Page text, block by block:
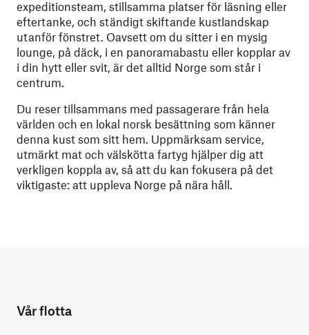
expeditionsteam, stillsamma platser för läsning eller
eftertanke, och ständigt skiftande kustlandskap
utanför fönstret. Oavsett om du sitter i en mysig
lounge, på däck, i en panoramabastu eller kopplar av
i din hytt eller svit, är det alltid Norge som står i
centrum.
Du reser tillsammans med passagerare från hela
världen och en lokal norsk besättning som känner
denna kust som sitt hem. Uppmärksam service,
utmärkt mat och välskötta fartyg hjälper dig att
verkligen koppla av, så att du kan fokusera på det
viktigaste: att uppleva Norge på nära håll.
Vår flotta